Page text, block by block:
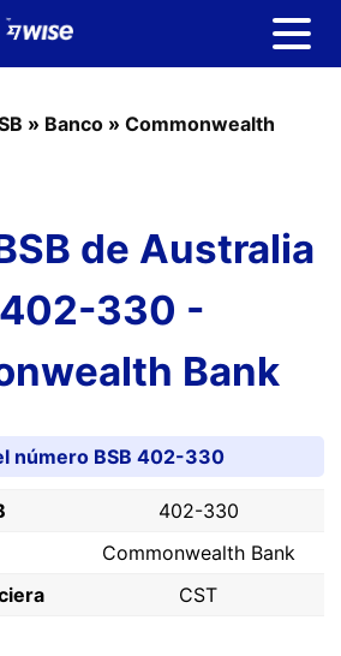
» Banco » Commonwealth
de Australia
330 -
Bank
número BSB 402-330
402-330
Commonwealth Bank
CST